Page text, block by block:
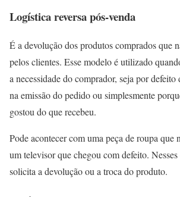
Logística reversa pós-venda
É a devolução dos produtos comprados que
pelos clientes. Esse modelo é utilizado
a necessidade do comprador, seja por
na emissão do pedido ou simplesmente
gostou do que recebeu.
Pode acontecer com uma peça de roupa que
um televisor que chegou com defeito.
solicita a devolução ou a troca do produto.